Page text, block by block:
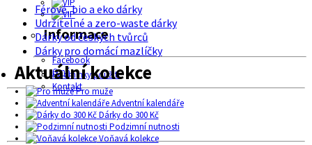
Informace
Facebook
O nás
Podmínky použití
Kontakt
Férové, bio a eko dárky
Udržitelné a zero-waste dárky
Dárky od českých tvůrců
Dárky pro domácí mazlíčky
Aktuální kolekce
Pro muže
Adventní kalendáře
Dárky do 300 Kč
Podzimní nutnosti
Voňavá kolekce